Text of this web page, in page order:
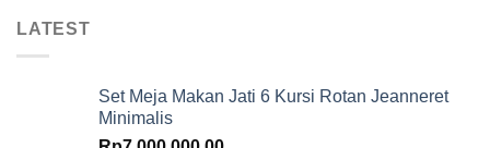
LATEST
Set Meja Makan Jati 6 Kursi Rotan Jeanneret
Minimalis